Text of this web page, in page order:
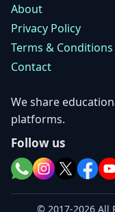
About
Privacy Policy
Terms & Conditions
Contact
We share
platforms.
Follow us
© 2017-2026 All